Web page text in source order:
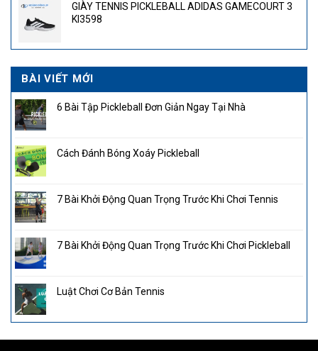
4.300.000₫.là:
GIÀY TENNIS PICKLEBALL ADIDAS GAMECOURT 3
KI3598
BÀI VIẾT MỚI
6 Bài Tập Pickleball Đơn Giản Ngay Tại Nhà
Cách Đánh Bóng Xoáy Pickleball
7 Bài Khởi Động Quan Trọng Trước Khi Chơi Tennis
7 Bài Khởi Động Quan Trọng Trước Khi Chơi Pickleball
Luật Chơi Cơ Bản Tennis